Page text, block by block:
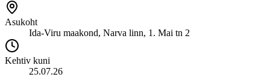
Asukoht
Ida-Viru maakond, Narva linn, 1. Mai tn 2
Kehtiv kuni
25.07.26